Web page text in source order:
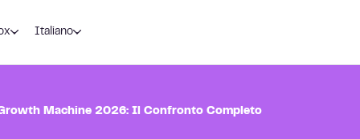
Italiano
Machine 2026: Il Confronto Completo